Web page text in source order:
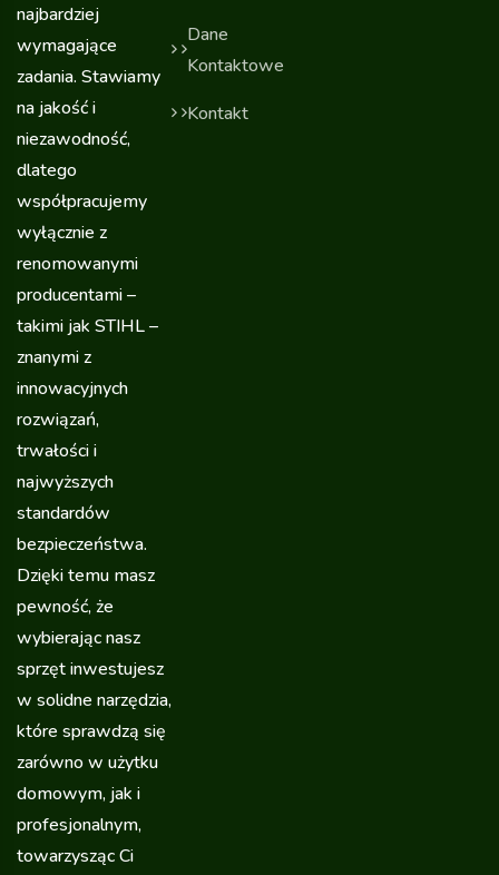
najbardziej
wymagające
zadania. Stawiamy
na jakość i
niezawodność,
dlatego
współpracujemy
wyłącznie z
renomowanymi
producentami –
takimi jak STIHL –
znanymi z
innowacyjnych
rozwiązań,
trwałości i
najwyższych
standardów
bezpieczeństwa.
Dzięki temu masz
pewność, że
wybierając nasz
sprzęt inwestujesz
w solidne narzędzia,
które sprawdzą się
zarówno w użytku
domowym, jak i
profesjonalnym,
towarzysząc Ci
Dane
Kontaktowe
Kontakt